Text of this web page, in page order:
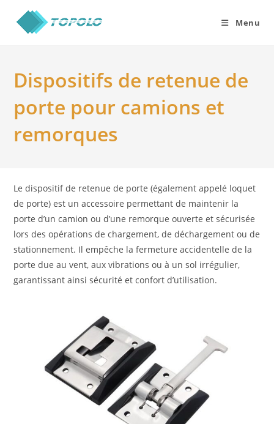
content
Menu
Dispositifs de retenue de
porte pour camions et
remorques
Le dispositif de retenue de porte (également appelé loquet
de porte) est un accessoire permettant de maintenir la
porte d’un camion ou d’une remorque ouverte et sécurisée
lors des opérations de chargement, de déchargement ou de
stationnement. Il empêche la fermeture accidentelle de la
porte due au vent, aux vibrations ou à un sol irrégulier,
garantissant ainsi sécurité et confort d’utilisation.